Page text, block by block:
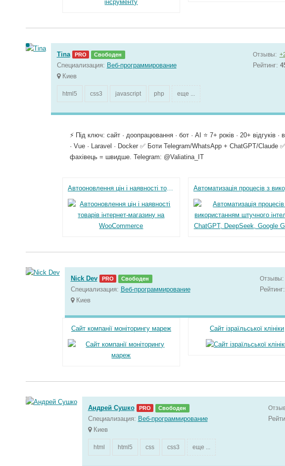
Tina PRO Свободен
Специализация: Веб-программирование
Киев
Отзывы:
Рейтинг:
html5 css3 javascript php еще ...
⚡ Під ключ: сайт · доопрацювання · бот · AI ⭐ 7+ років · 20+ відгуків
· Vue · Laravel · Docker ✅ Боти Telegram/WhatsApp + ChatGPT/Claude
фахівець = швидше. Telegram: @Valiatina_IT
Автооновлення цін і наявності товарів інтернет-магазину на WooCommerce
Nick Dev PRO Свободен
Специализация: Веб-программирование
Киев
Отзывы:
Рейтинг:
Сайт компанії моніторингу мареж Сайт ізраїльської клініки
Андрей Сушко PRO Свободен
Специализация: Веб-программирование
Киев
html html5 css css3 еще ...